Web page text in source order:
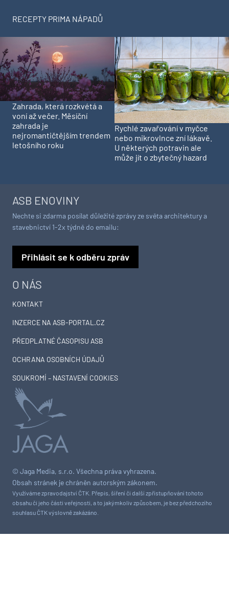
RECEPTY PRIMA NÁPADŮ
Zahrada, která rozkvétá a
voní až večer. Měsíční
zahrada je
nejromantičtějším trendem
letošního roku
Rychlé zavařování v myčce
nebo mikrovlnce zní lákavě.
U některých potravin ale
může jít o zbytečný hazard
© Jaga Media, s.r.o. Všechna práva vyhrazena.
Obsah stránek je chráněn autorským zákonem.
Využíváme zpravodajství ČTK. Přepis, šíření či další zpřístupňování tohoto
obsahu či jeho části veřejnosti, a to jakýmkoliv způsobem, je bez předchozího
souhlasu ČTK výslovně zakázáno.
O NÁS
KONTAKT
INZERCE NA ASB-PORTAL.CZ
PŘEDPLATNÉ ČASOPISU ASB
OCHRANA OSOBNÍCH ÚDAJŮ
SOUKROMÍ – NASTAVENÍ COOKIES
ASB ENOVINY
Nechte si zdarma posílat důležité zprávy ze světa architektury a
stavebnictví 1-2x týdně do emailu:
Přihlásit se k odběru zpráv